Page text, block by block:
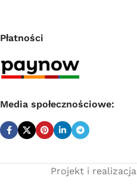
Płatności
Media społecznościowe:
Projekt i realizacja
Cena